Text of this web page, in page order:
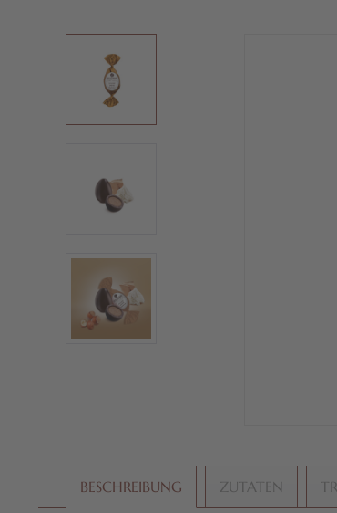
BESCHREIBUNG ZUTATEN